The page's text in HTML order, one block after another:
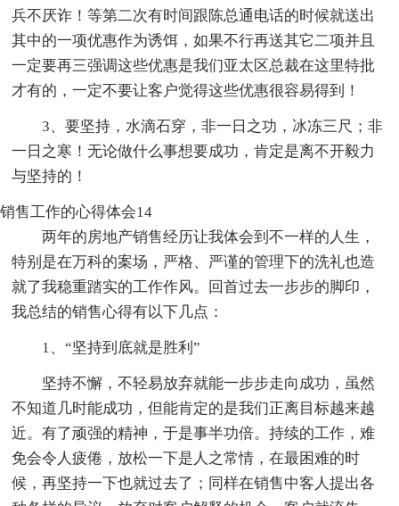
兵不厌诈！等第二次有时间跟陈总通电话的时候就送出
其中的一项优惠作为诱饵，如果不行再送其它二项并且
一定要再三强调这些优惠是我们亚太区总裁在这里特批
才有的，一定不要让客户觉得这些优惠很容易得到！
3、要坚持，水滴石穿，非一日之功，冰冻三尺；非
一日之寒！无论做什么事想要成功，肯定是离不开毅力
与坚持的！
销售工作的心得体会14
两年的房地产销售经历让我体会到不一样的人生，
特别是在万科的案场，严格、严谨的管理下的洗礼也造
就了我稳重踏实的工作作风。回首过去一步步的脚印，
我总结的销售心得有以下几点：
1、“坚持到底就是胜利”
坚持不懈，不轻易放弃就能一步步走向成功，虽然
不知道几时能成功，但能肯定的是我们正离目标越来越
近。有了顽强的精神，于是事半功倍。持续的工作，难
免会令人疲倦，放松一下是人之常情，在最困难的时
候，再坚持一下也就过去了；同样在销售中客人提出各